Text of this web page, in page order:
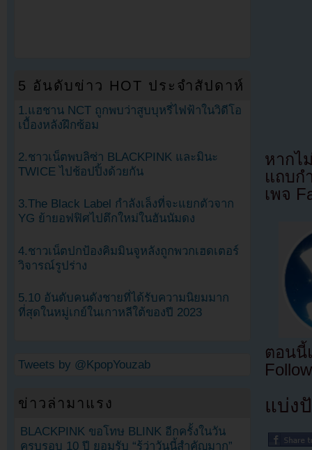
หากไ
แถบก
เพจ
ตอนนี้
แบ่ง
5 อันดับข่าว HOT ประจำสัปดาห์
1.แฮชาน NCT ถูกพบว่าสูบบุหรี่ไฟฟ้าในวิดีโอ
เบื้องหลังฝึกซ้อม
2.ชาวเน็ตพบลิซ่า BLACKPINK และมินะ
TWICE ไปช้อปปิ้งด้วยกัน
3.The Black Label กำลังเล็งที่จะแยกตัวจาก
YG ย้ายอฟฟิศไปตึกใหม่ในฮันนัมดง
4.ชาวเน็ตปกป้องคิมมินจูหลังถูกพวกเฮดเตอร์
วิจารณ์รูปร่าง
5.10 อันดับคนดังชายที่ได้รับความนิยมมาก
ที่สุดในหมู่เกย์ในเกาหลีใต้ของปี 2023
Tweets by @KpopYouzab
ข่าวล่ามาแรง
BLACKPINK ขอโทษ BLINK อีกครั้งในวัน
ครบรอบ 10 ปี ยอมรับ “รู้ว่าวันนี้สำคัญมาก”